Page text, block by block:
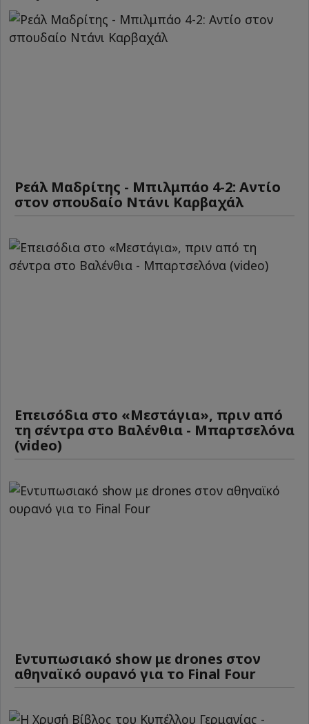
Ρεάλ Μαδρίτης - Μπιλμπάο 4-2: Αντίο
στον σπουδαίο Ντάνι Καρβαχάλ
Επεισόδια στο «Μεστάγια», πριν από
τη σέντρα στο Βαλένθια - Μπαρτσελόνα
(video)
Εντυπωσιακό show με drones στον
αθηναϊκό ουρανό για το Final Four